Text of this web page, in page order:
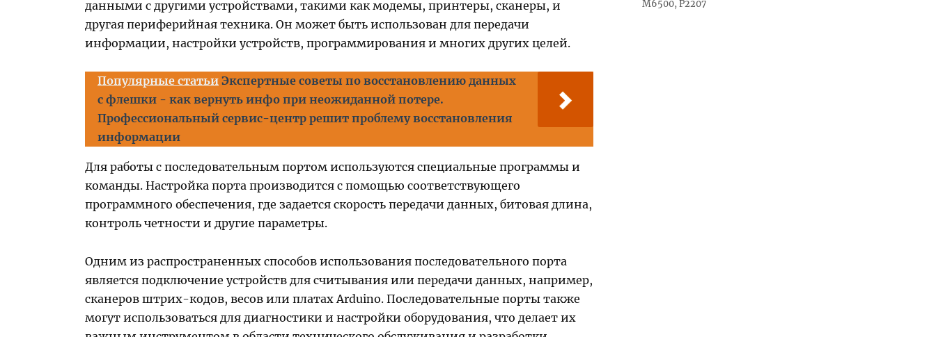
данными с другими устройствами, такими как модемы, принтеры, сканеры, и
другая периферийная техника. Он может быть использован для передачи
информации, настройки устройств, программирования и многих других целей.
Популярные статьи Экспертные советы по восстановлению данных
с флешки - как вернуть инфо при неожиданной потере.
Профессиональный сервис-центр решит проблему восстановления
информации
Для работы с последовательным портом используются специальные программы и
команды. Настройка порта производится с помощью соответствующего
программного обеспечения, где задается скорость передачи данных, битовая длина,
контроль четности и другие параметры.
Одним из распространенных способов использования последовательного порта
является подключение устройств для считывания или передачи данных, например,
сканеров штрих-кодов, весов или платах Arduino. Последовательные порты также
могут использоваться для диагностики и настройки оборудования, что делает их
M6500, P2207